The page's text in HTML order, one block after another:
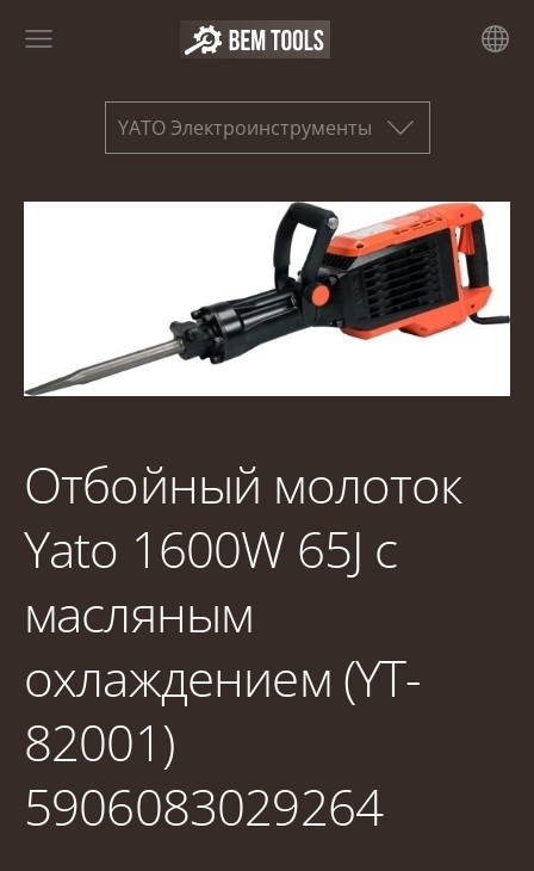
YATO Электроинструменты
Отбойный молоток
Yato 1600W 65J с
масляным
охлаждением (YT-
82001)
5906083029264